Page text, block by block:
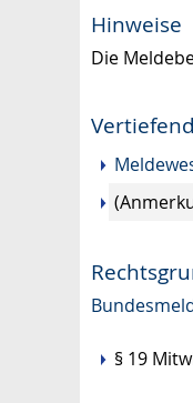
Hinweise
Die
§ 19